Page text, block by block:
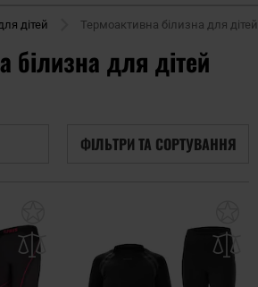
дітей Термоактивна білизна для дітей
білизна для дітей
ФІЛЬТРИ ТА СОРТУВАННЯ
уподобань